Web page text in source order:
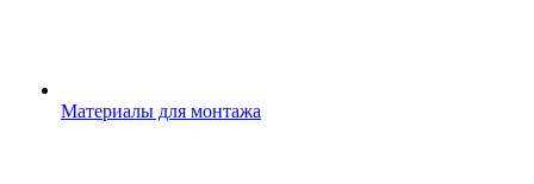
Материалы для монтажа